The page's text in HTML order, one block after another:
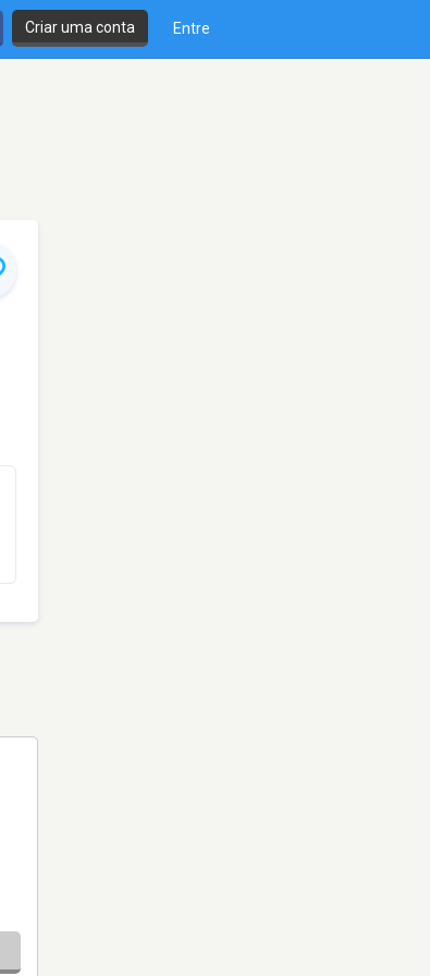
Criar uma conta Entre